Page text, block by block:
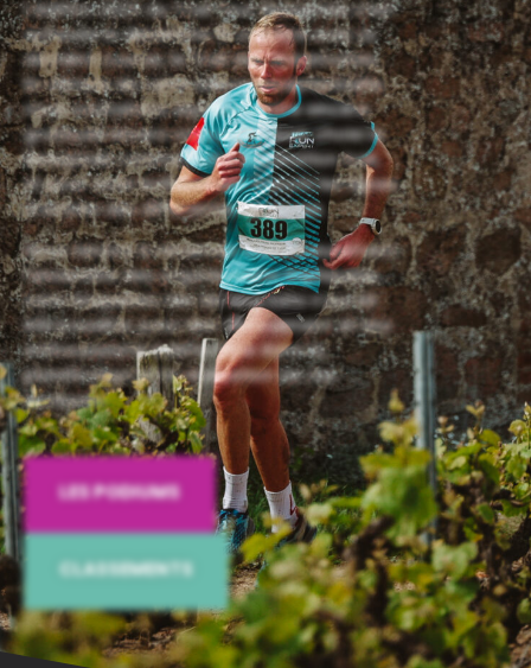
L’édition 2023 du Trail Tour Beaujolais s’est
achevée le dimanche 15 octobre avec la
dernière course, le Trail des Grisemottes.
En clôture de cette saison exceptionnelle,
nous souhaitons exprimer notre sincère
gratitude envers vous pour avoir choisi le
Beaujolais comme votre destination trail,
et pour avoir brillamment franchi les lignes
d’arrivée des différentes épreuves.
Nous tenons à remercier chaleureusement
l’ensemble des organisations impliquées,
sans lesquelles rien de tout cela n’aurait
été possible, pour leur dévouement et leur
enthousiasme indéfectible dans la
planification et la réalisation de ces
épreuves.
LES PODIUMS
CLASSEMENTS